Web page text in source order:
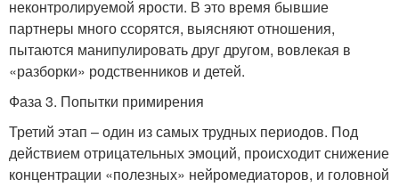
неконтролируемой ярости. В это время бывшие
партнеры много ссорятся, выясняют отношения,
пытаются манипулировать друг другом, вовлекая в
«разборки» родственников и детей.
Фаза 3. Попытки примирения
Третий этап – один из самых трудных периодов. Под
действием отрицательных эмоций, происходит снижение
концентрации «полезных» нейромедиаторов, и головной